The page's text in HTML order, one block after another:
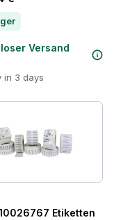
Versand
in 3 days
Direkte
Etiketten